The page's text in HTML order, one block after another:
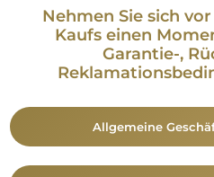
Nehmen Sie sich
Kaufs einen
Garantie-,
Allgemeine